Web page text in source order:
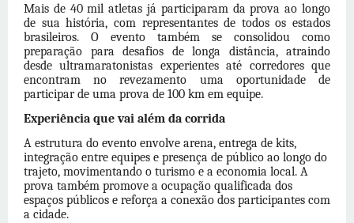
Mais de 40 mil atletas já participaram da prova ao longo
de sua história, com representantes de todos os estados
brasileiros. O evento também se consolidou como
preparação para desafios de longa distância, atraindo
desde ultramaratonistas experientes até corredores que
encontram no revezamento uma oportunidade de
participar de uma prova de 100 km em equipe.
Experiência que vai além da corrida
A estrutura do evento envolve arena, entrega de kits,
integração entre equipes e presença de público ao longo do
trajeto, movimentando o turismo e a economia local. A
prova também promove a ocupação qualificada dos
espaços públicos e reforça a conexão dos participantes com
a cidade.